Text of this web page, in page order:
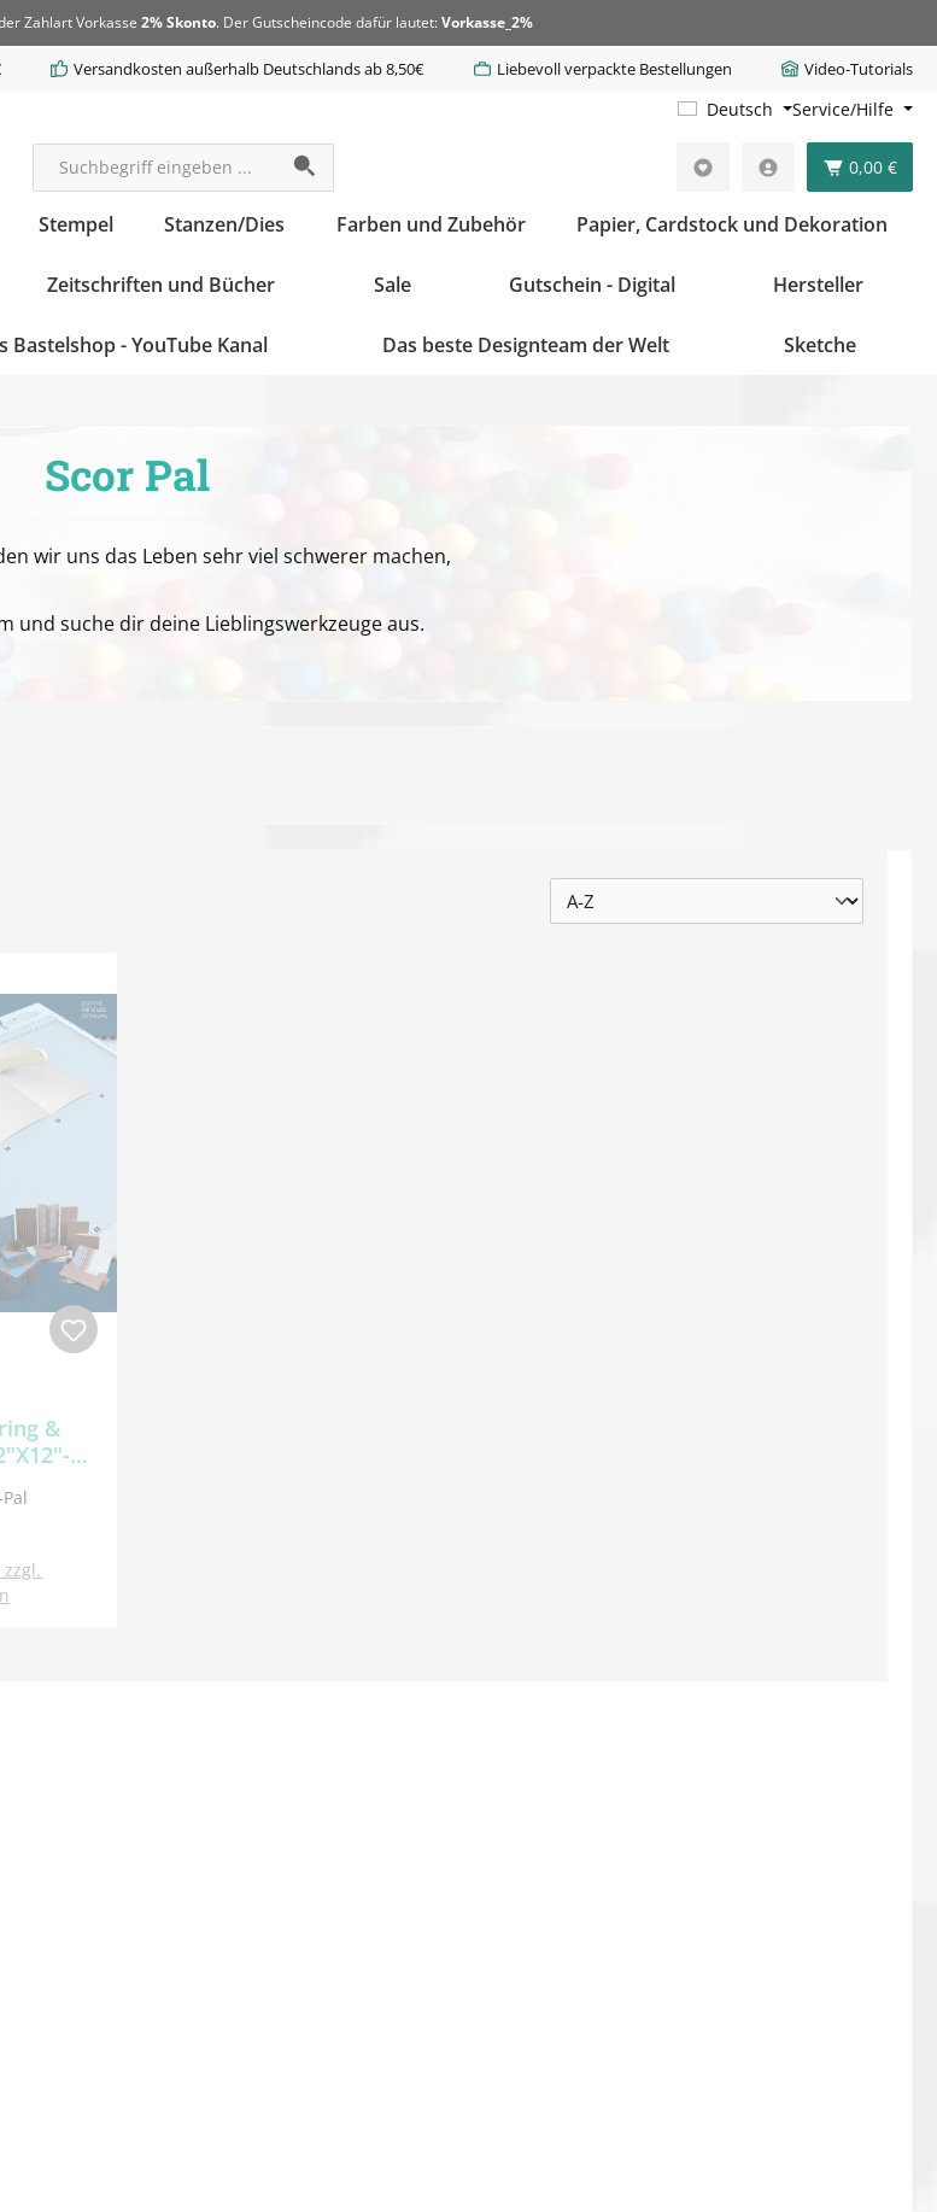
Zahlart Vorkasse 2% Skonto. Der Gutscheincode dafür lautet: Vorkasse_2%
Versandkosten außerhalb Deutschlands ab 8,50€ Liebevoll verpackte Bestellungen Video-Tutorials
Deutsch Service/Hilfe
0,00 €
Stempel Stanzen/Dies Farben und Zubehör Papier, Cardstock und Dekoration
Zeitschriften und Bücher Sale Gutschein - Digital Hersteller
Bastelshop - YouTube Kanal Das beste Designteam der Welt Sketche
Scor Pal
wir uns das Leben sehr viel schwerer machen,
und suche dir deine Lieblingswerkzeuge aus.
&
Preis: